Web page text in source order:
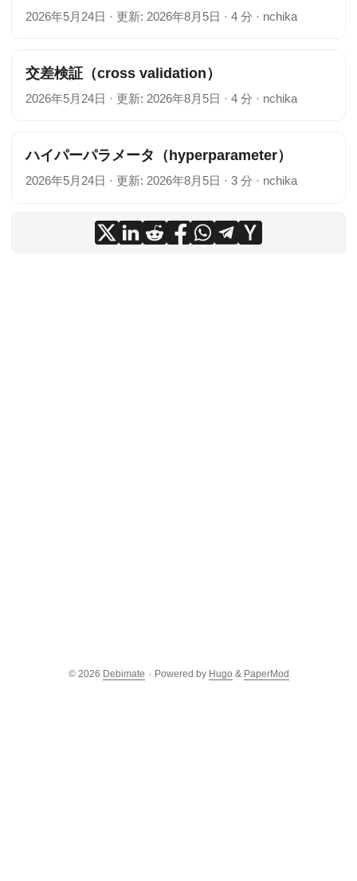
2026年5月24日 · 更新: 2026年8月5日 · 4 分 · nchika
交差検証（cross validation）
2026年5月24日 · 更新: 2026年8月5日 · 4 分 · nchika
ハイパーパラメータ（hyperparameter）
2026年5月24日 · 更新: 2026年8月5日 · 3 分 · nchika
© 2026 Debimate · Powered by Hugo & PaperMod